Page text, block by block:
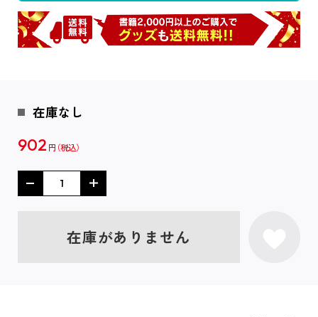
在庫なし
902 円
在庫がありません